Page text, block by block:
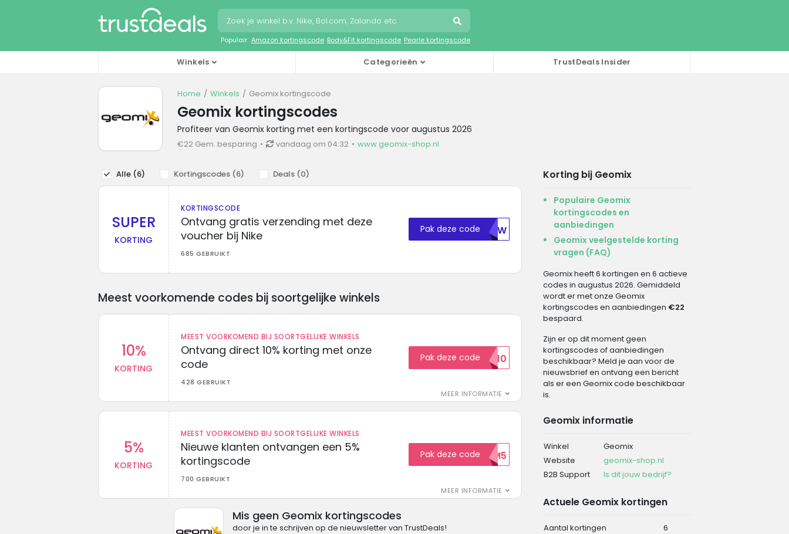
Populair: Amazon kortingscode Body&Fit kortingscode Pearle kortingscode
Winkels Categorieën TrustDeals Insider
Home Winkels Geomix kortingscode
Geomix kortingscodes
Profiteer van Geomix korting met een kortingscode voor augustus 2026
€22 Gem. besparing vandaag om 04:32 www.geomix-shop.nl
Alle (6) Kortingscodes (6) Deals (0)
SUPER
KORTING
KORTINGSCODE
Ontvang gratis verzending met deze
voucher bij Nike
685 GEBRUIKT
Pak deze code S1NW
Meest voorkomende codes bij soortgelijke winkels
10%
KORTING
MEEST VOORKOMEND BIJ SOORTGELIJKE WINKELS
Ontvang direct 10% korting met onze
code
428 GEBRUIKT
MEER INFORMATIE
Pak deze codeEXTRA10
5%
KORTING
MEEST VOORKOMEND BIJ SOORTGELIJKE WINKELS
Nieuwe klanten ontvangen een 5%
kortingscode
700 GEBRUIKT
MEER INFORMATIE
Pak deze codeWELKOM5
Mis geen Geomix kortingscodes
door je in te schrijven op de nieuwsletter van TrustDeals!
Korting bij Geomix
Populaire Geomix
kortingscodes en
aanbiedingen
Geomix veelgestelde korting
vragen (FAQ)
Geomix heeft 6 kortingen en 6 actieve
codes in augustus 2026. Gemiddeld
wordt er met onze Geomix
kortingscodes en aanbiedingen €22
bespaard.
Zijn er op dit moment geen
kortingscodes of aanbiedingen
beschikbaar? Meld je aan voor de
nieuwsbrief en ontvang een bericht
als er een Geomix code beschikbaar
is.
Geomix informatie
Winkel
Geomix
Website
geomix-shop.nl
B2B Support
Is dit jouw bedrijf?
Actuele Geomix kortingen
Aantal kortingen
6